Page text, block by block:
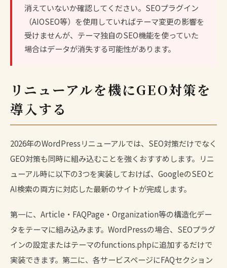
消えていないか確認してください。SEOプラグイン
（AIOSEO等）を使用していればテーマ変更の影響を
受けませんが、テーマ独自のSEO機能を使っていた
場合はデータが消失する可能性があります。
リニューアルを機にGEO対策を
導入する
2026年のWordPressリニューアルでは、SEO対策だけでなく
GEO対策も同時に組み込むことを強くおすすめします。リニ
ューアル時に以下の3つを実装しておけば、GoogleのSEOと
AI検索の両方に対応した最新のサイトが完成します。
第一に、Article・FAQPage・Organization等の構造化デー
タをテーマに組み込みます。WordPressの場合、SEOプラグ
インの設定またはテーマのfunctions.phpに追加するだけで
実装できます。第二に、各サービスページにFAQセクション